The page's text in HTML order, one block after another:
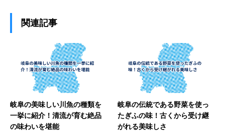
関連記事
岐阜の美味しい川魚の種類を
一挙に紹介！清流が育む絶品
の味わいを堪能
岐阜の伝統である野菜を使っ
たぎふの味！古くから受け継
がれる美味しさ